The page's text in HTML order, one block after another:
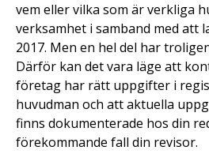
vem eller vilka som är verkliga
verksamhet i samband med att
2017. Men en hel del har
Därför kan det vara läge att
företag har rätt uppgifter i
huvudman och att aktuella
finns dokumenterade hos din
förekommande fall din revisor.